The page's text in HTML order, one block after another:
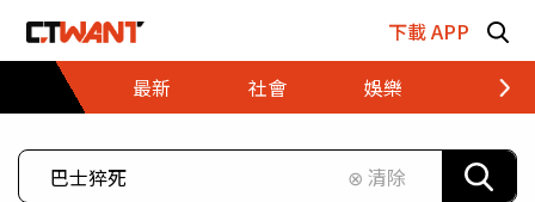
下載 APP
最新
社會 娛樂 財經
⊗ 清除